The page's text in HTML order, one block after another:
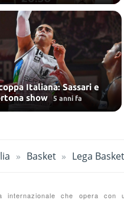
Italiana: Sassari e
show 5 anni fa
Basket Lega Basket
internazionale che opera